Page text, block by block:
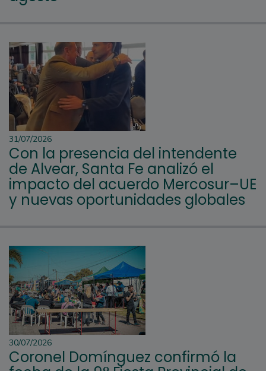
31/07/2026
Con la presencia del intendente
de Alvear, Santa Fe analizó el
impacto del acuerdo Mercosur–UE
y nuevas oportunidades globales
30/07/2026
Coronel Domínguez confirmó la